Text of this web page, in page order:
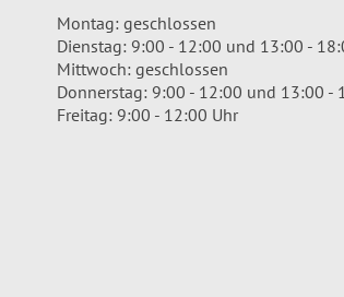
Montag: geschlossen
Dienstag: 9:00 - 12:00 und 13:00 -
Mittwoch: geschlossen
Donnerstag: 9:00 - 12:00 und 13:00 -
Freitag: 9:00 - 12:00 Uhr